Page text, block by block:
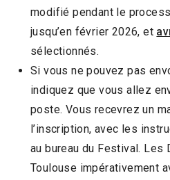
modifié pendant le
jusqu’en février 2026, et
sélectionnés.
Si vous ne pouvez pas
indiquez que vous allez
poste. Vous recevrez un
l’inscription, avec les
au bureau du Festival. Les
Toulouse impérativement